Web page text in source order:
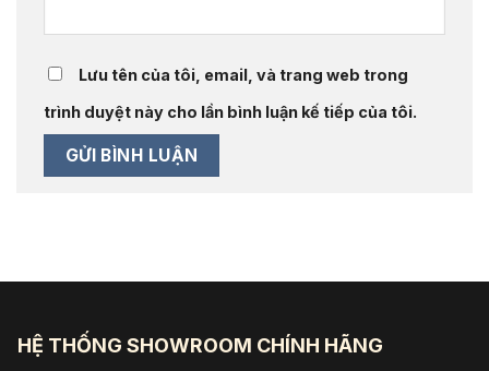
Lưu tên của tôi, email, và trang web trong
trình duyệt này cho lần bình luận kế tiếp của tôi.
HỆ THỐNG SHOWROOM CHÍNH HÃNG